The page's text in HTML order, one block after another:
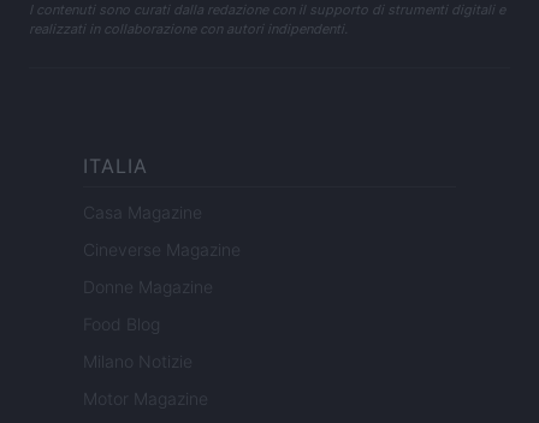
I contenuti sono curati dalla redazione con il supporto di strumenti digitali e
realizzati in collaborazione con autori indipendenti.
ITALIA
Casa Magazine
Cineverse Magazine
Donne Magazine
Food Blog
Milano Notizie
Motor Magazine